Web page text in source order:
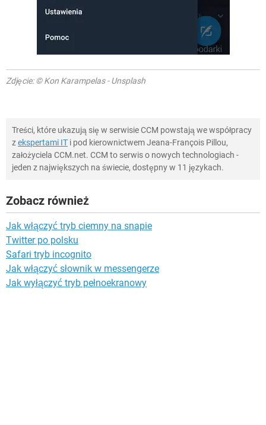
Zdjęcie: © Kon Karampelas - Unsplash
Treści, które ukazują się w serwisie CCM powstają we współpracy
zekspertami IT i pod kierownictwem Jeana-François Pillou,
założyciela CCM.net. CCM to serwis o nowych technologiach -
jeden z największych na świecie, dostępny w 11 językach.
Zobacz również
Jak włączyć tryb ciemny na snapie
Twitter po polsku
Safari tryb incognito
Jak włączyć słownik w messengerze
Jak wyłączyć tryb pełnoekranowy